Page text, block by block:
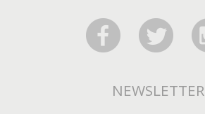
NEWSLETTER